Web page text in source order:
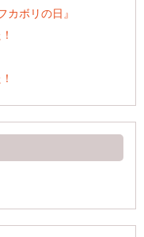
ボリの日』